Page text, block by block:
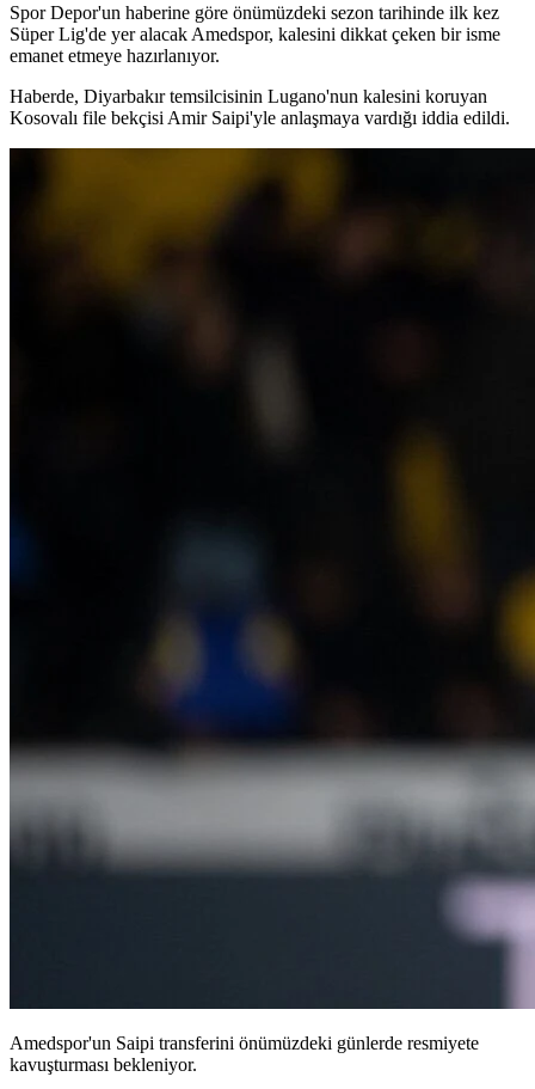
Spor Depor'un haberine göre önümüzdeki sezon tarihinde ilk kez
Süper Lig'de yer alacak Amedspor, kalesini dikkat çeken bir isme
emanet etmeye hazırlanıyor.
Haberde, Diyarbakır temsilcisinin Lugano'nun kalesini koruyan
Kosovalı file bekçisi Amir Saipi'yle anlaşmaya vardığı iddia edildi.
Amedspor'un Saipi transferini önümüzdeki günlerde resmiyete
kavuşturması bekleniyor.